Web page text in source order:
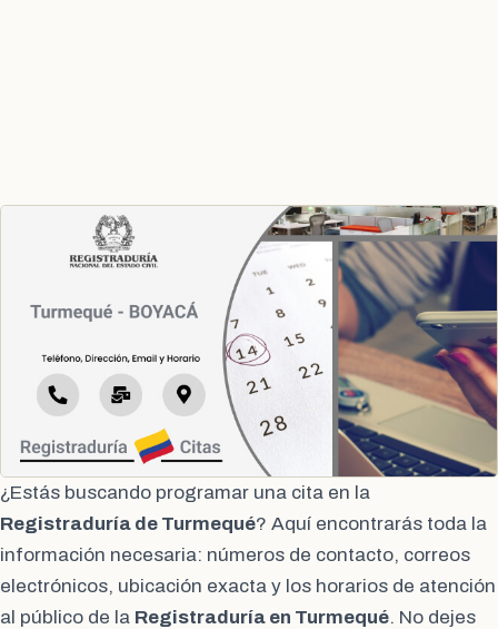
¿Estás buscando programar una cita en la
Registraduría de Turmequé? Aquí encontrarás toda la
información necesaria: números de contacto, correos
electrónicos, ubicación exacta y los horarios de atención
al público de la Registraduría en Turmequé. No dejes